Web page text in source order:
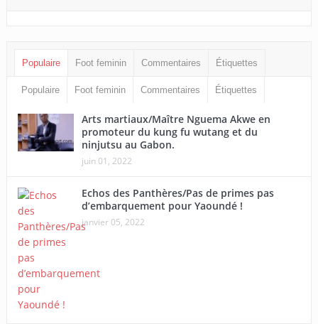
Populaire Foot feminin Commentaires Étiquettes
Populaire Foot feminin Commentaires Étiquettes
Arts martiaux/Maître Nguema Akwe en
promoteur du kung fu wutang et du
ninjutsu au Gabon.
juin 01, 2022
Echos des Panthères/Pas de primes pas
d’embarquement pour Yaoundé !
janvier 05, 2022